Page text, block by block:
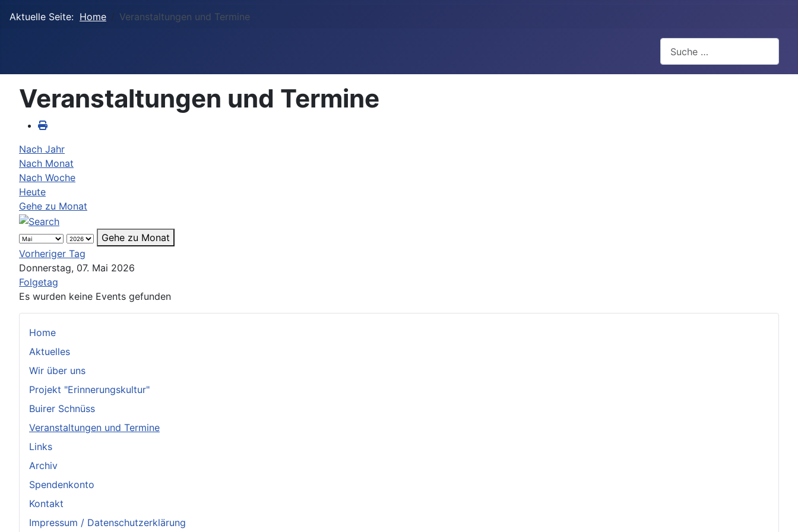
Aktuelle Seite: Home Veranstaltungen und Termine
Home
Aktuelles
Wir über uns
Projekt "Erinnerungskultur"
Buirer Schnüss
Veranstaltungen und Termine
Links
Archiv
Spendenkonto
Kontakt
Impressum / Datenschutzerklärung
Veranstaltungen und Termine
Nach Jahr
Nach Monat
Nach Woche
Heute
Gehe zu Monat
Gehe zu Monat
Vorheriger Tag
Donnerstag, 07. Mai 2026
Folgetag
Es wurden keine Events gefunden